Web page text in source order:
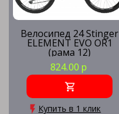
Велосипед 24 Stinger
ELEMENT EVO OR1
(рама 12)
824.00 р
Купить в 1 клик